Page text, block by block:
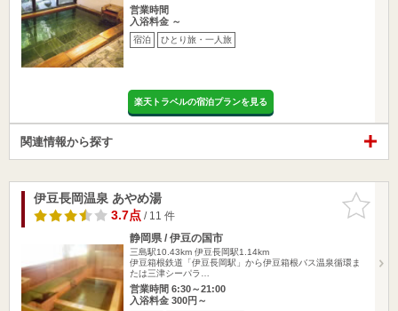
営業時間
入浴料金 ～
宿泊 ひとり旅・一人旅
楽天トラベルの宿泊プランを見る
関連情報から探す
お気に入
りに追加
伊豆長岡温泉 あやめ湯
3.7点/ 11 件
静岡県 / 伊豆の国市
三島駅10.43km 伊豆長岡駅1.14km
伊豆箱根鉄道「伊豆長岡駅」から伊豆箱根バス温泉循環ま
たは三津シーパラ…
営業時間 6:30～21:00
入浴料金 300円～